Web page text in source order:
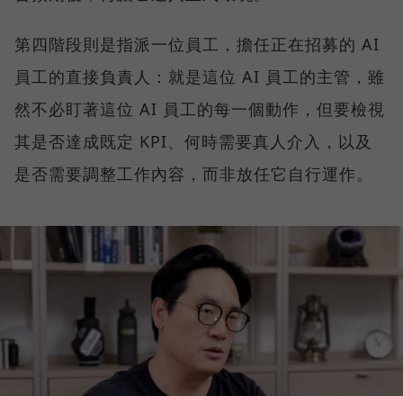
第四階段則是指派一位員工，擔任正在招募的 AI
員工的直接負責人：就是這位 AI 員工的主管，雖
然不必盯著這位 AI 員工的每一個動作，但要檢視
其是否達成既定 KPI、何時需要真人介入，以及
是否需要調整工作內容，而非放任它自行運作。